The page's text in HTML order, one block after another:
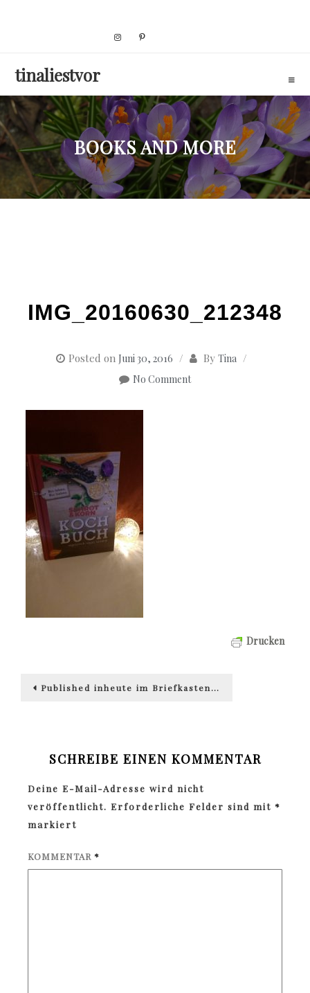
tinaliestvor
BOOKS AND MORE
IMG_20160630_212348
Posted on Juni 30, 2016 By Tina
No Comment
Drucken
Beitragsnavigation
Published inheute im Briefkasten…
SCHREIBE EINEN KOMMENTAR
Deine E-Mail-Adresse wird nicht
veröffentlicht. Erforderliche Felder sind mit *
markiert
KOMMENTAR *